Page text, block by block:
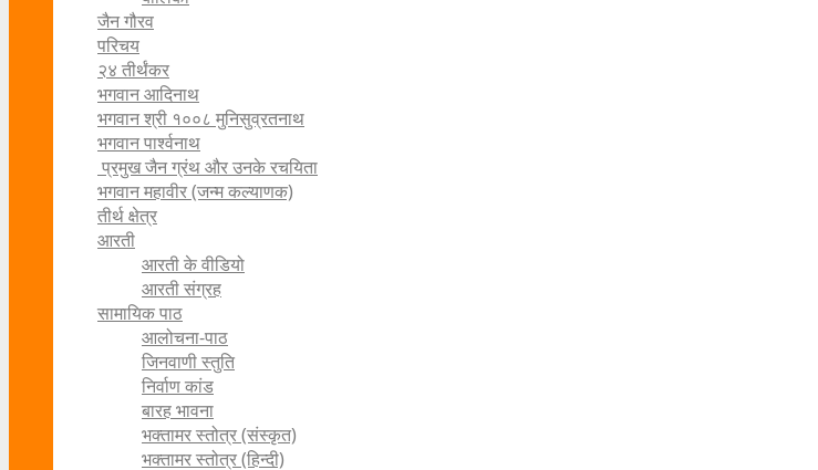
जैन गौरव
परिचय
२४ तीर्थंकर
भगवान आदिनाथ
भगवान श्री १००८ मुनिसुव्रतनाथ
भगवान पार्श्वनाथ
प्रमुख जैन ग्रंथ और उनके रचयिता
भगवान महावीर (जन्म कल्याणक)
तीर्थ क्षेत्र
आरती
आरती के वीडियो
आरती संग्रह
सामायिक पाठ
आलोचना-पाठ
जिनवाणी स्तुति
निर्वाण कांड
बारह भावना
भक्तामर स्तोत्र (संस्कृत)
भक्तामर स्तोत्र (हिन्दी)